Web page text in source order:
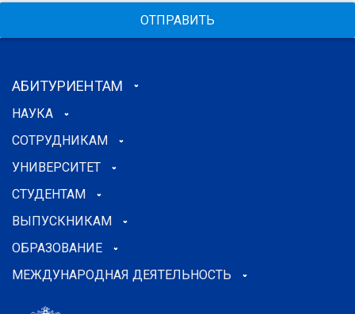
ОТПРАВИТЬ
АБИТУРИЕНТАМ
НАУКА
СОТРУДНИКАМ
УНИВЕРСИТЕТ
СТУДЕНТАМ
ВЫПУСКНИКАМ
ОБРАЗОВАНИЕ
МЕЖДУНАРОДНАЯ ДЕЯТЕЛЬНОСТЬ